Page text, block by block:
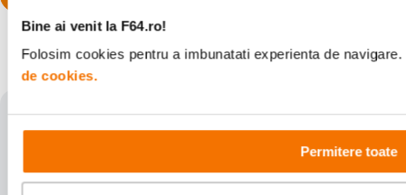
Bine ai venit la F64.ro!
Folosim cookies pentru a imbunatati experienta de
de cookies.
Permitere toate
Populare în aceeași categorie